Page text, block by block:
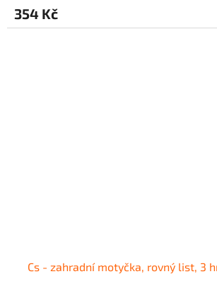
354 Kč
Cs - zahradní motyčka, rovný list, 3